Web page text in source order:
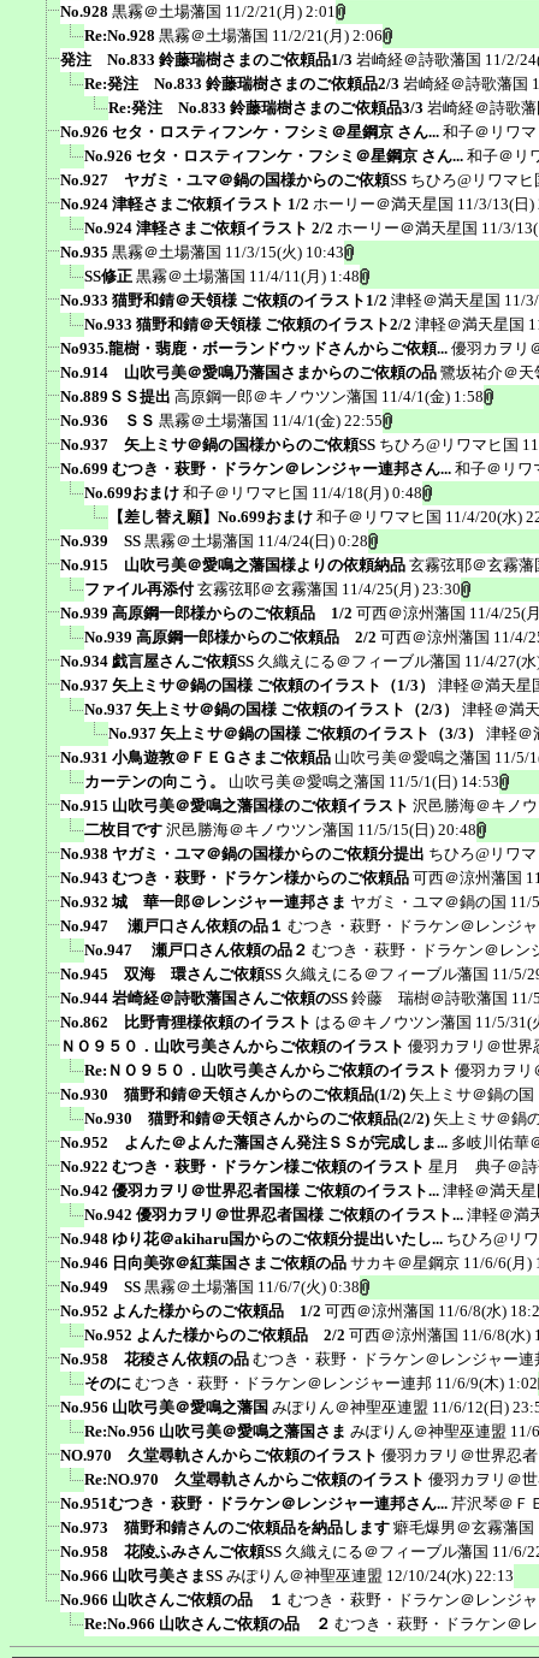
No.928 黒霧＠土場藩国 11/2/21(月) 2:01
Re:No.928 黒霧＠土場藩国 11/2/21(月) 2:06
発注 No.833 鈴藤瑞樹さまのご依頼品1/3 岩崎経＠詩歌藩国 11/2/
Re:発注 No.833 鈴藤瑞樹さまのご依頼品2/3 岩崎経＠詩歌藩国
Re:発注 No.833 鈴藤瑞樹さまのご依頼品3/3 岩崎経＠詩歌
No.926 セタ・ロスティフンケ・フシミ＠星鋼京 さん... 和子＠リワ
No.926 セタ・ロスティフンケ・フシミ＠星鋼京 さん... 和子＠リ
No.927 ヤガミ・ユマ＠鍋の国様からのご依頼SS ちひろ@リワマヒ
No.924 津軽さまご依頼イラスト 1/2 ホーリー＠満天星国 11/3/13(日)
No.924 津軽さまご依頼イラスト 2/2 ホーリー＠満天星国 11/3/
No.935 黒霧＠土場藩国 11/3/15(火) 10:43
SS修正 黒霧＠土場藩国 11/4/11(月) 1:48
No.933 猫野和錆＠天領様 ご依頼のイラスト1/2 津軽＠満天星国 11/
No.933 猫野和錆＠天領様 ご依頼のイラスト2/2 津軽＠満天星国
No935.龍樹・翡鹿・ボーランドウッドさんからご依頼... 優羽カヲリ
No.914 山吹弓美＠愛鳴乃藩国さまからのご依頼の品 鷺坂祐介＠天
No.889ＳＳ提出 高原鋼一郎＠キノウツン藩国 11/4/1(金) 1:58
No.936 ＳＳ 黒霧＠土場藩国 11/4/1(金) 22:55
No.937 矢上ミサ＠鍋の国様からのご依頼SS ちひろ@リワマヒ国
No.699 むつき・萩野・ドラケン＠レンジャー連邦さん... 和子＠リワ
No.699おまけ 和子＠リワマヒ国 11/4/18(月) 0:48
【差し替え願】No.699おまけ 和子＠リワマヒ国 11/4/20(水)
No.939 SS 黒霧＠土場藩国 11/4/24(日) 0:28
No.915 山吹弓美＠愛鳴之藩国様よりの依頼納品 玄霧弦耶＠玄霧藩
ファイル再添付 玄霧弦耶＠玄霧藩国 11/4/25(月) 23:30
No.939 高原鋼一郎様からのご依頼品 1/2 可西＠涼州藩国 11/4/25(
No.939 高原鋼一郎様からのご依頼品 2/2 可西＠涼州藩国 11/4/
No.934 戯言屋さんご依頼SS 久織えにる＠フィーブル藩国 11/4/27(
No.937 矢上ミサ＠鍋の国様 ご依頼のイラスト（1/3）
津軽＠満天星
No.937 矢上ミサ＠鍋の国様 ご依頼のイラスト（2/3）
津軽＠満
No.937 矢上ミサ＠鍋の国様 ご依頼のイラスト（3/3）
津軽＠
No.931 小鳥遊敦＠ＦＥＧさまご依頼品 山吹弓美＠愛鳴之藩国 11/5/
カーテンの向こう。
山吹弓美＠愛鳴之藩国 11/5/1(日) 14:53
No.915 山吹弓美＠愛鳴之藩国様のご依頼イラスト 沢邑勝海＠キノ
二枚目です 沢邑勝海＠キノウツン藩国 11/5/15(日) 20:48
No.938 ヤガミ・ユマ＠鍋の国様からのご依頼分提出 ちひろ@リワ
No.943 むつき・萩野・ドラケン様からのご依頼品 可西＠涼州藩国
No.932 城 華一郎＠レンジャー連邦さま ヤガミ・ユマ＠鍋の国 11/
No.947 瀬戸口さん依頼の品１ むつき・萩野・ドラケン＠レンジ
No.947 瀬戸口さん依頼の品２ むつき・萩野・ドラケン＠レン
No.945 双海 環さんご依頼SS 久織えにる＠フィーブル藩国 11/5/
No.944 岩崎経＠詩歌藩国さんご依頼のSS 鈴藤 瑞樹＠詩歌藩国 11/
No.862 比野青狸様依頼のイラスト はる＠キノウツン藩国 11/5/31(
ＮＯ９５０．山吹弓美さんからご依頼のイラスト 優羽カヲリ＠世界
Re:ＮＯ９５０．山吹弓美さんからご依頼のイラスト 優羽カヲリ
No.930 猫野和錆＠天領さんからのご依頼品(1/2) 矢上ミサ＠鍋の国
No.930 猫野和錆＠天領さんからのご依頼品(2/2) 矢上ミサ＠鍋
No.952 よんた＠よんた藩国さん発注ＳＳが完成しま... 多岐川佑華
No.922 むつき・萩野・ドラケン様ご依頼のイラスト 星月 典子＠詩
No.942 優羽カヲリ＠世界忍者国様 ご依頼のイラスト... 津軽＠満天
No.942 優羽カヲリ＠世界忍者国様 ご依頼のイラスト... 津軽＠満
No.948 ゆり花＠akiharu国からのご依頼分提出いたし... ちひろ@リ
No.946 日向美弥＠紅葉国さまご依頼の品 サカキ＠星鋼京 11/6/6(月)
No.949 SS 黒霧＠土場藩国 11/6/7(火) 0:38
No.952 よんた様からのご依頼品 1/2 可西＠涼州藩国 11/6/8(水)
No.952 よんた様からのご依頼品 2/2 可西＠涼州藩国 11/6/8(水)
No.958 花稜さん依頼の品 むつき・萩野・ドラケン＠レンジャー連
そのに むつき・萩野・ドラケン＠レンジャー連邦 11/6/9(木) 1:02
No.956 山吹弓美＠愛鳴之藩国 みぽりん＠神聖巫連盟 11/6/12(日)
Re:No.956 山吹弓美＠愛鳴之藩国さま みぽりん＠神聖巫連盟 11/
NO.970 久堂尋軌さんからご依頼のイラスト 優羽カヲリ＠世界忍
Re:NO.970 久堂尋軌さんからご依頼のイラスト 優羽カヲリ＠
No.951むつき・萩野・ドラケン＠レンジャー連邦さん... 芹沢琴＠Ｆ
No.973 猫野和錆さんのご依頼品を納品します 癖毛爆男＠玄霧藩国
No.958 花陵ふみさんご依頼SS 久織えにる＠フィーブル藩国 11/6/
No.966 山吹弓美さまSS みぽりん＠神聖巫連盟 12/10/24(水) 22:13
No.966 山吹さんご依頼の品 １ むつき・萩野・ドラケン＠レンジ
Re:No.966 山吹さんご依頼の品 ２ むつき・萩野・ドラケン＠